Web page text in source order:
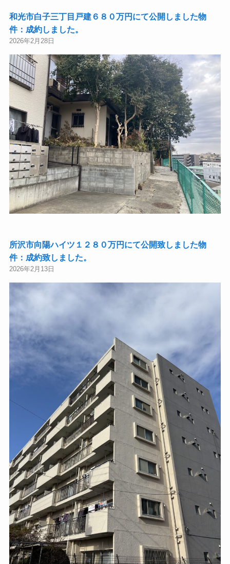
和光市白子三丁目戸建６８０万円にて公開しました物
件：成約しました。
2026年2月28日
所沢市向陽ハイツ１２８０万円にて公開致しました物
件：成約致しました。
2026年2月13日